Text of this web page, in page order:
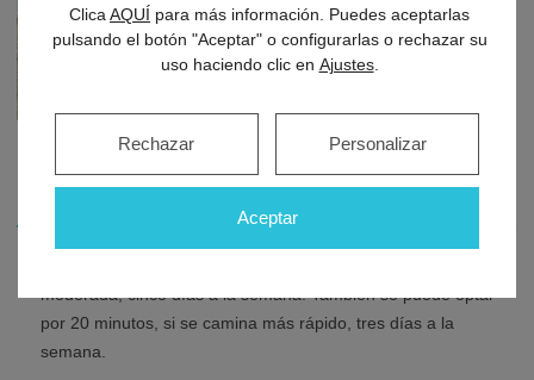
Consejos para caminar correctamente
moderada, cinco días a la semana. También se puede optar
por 20 minutos, si se camina más rápido, tres días a la
semana.
Clica AQUÍ para más información. Puedes aceptarlas
pulsando el botón "Aceptar" o configurarlas o rechazar su
uso haciendo clic en Ajustes.
Aceptar
Rechazar Personalizar